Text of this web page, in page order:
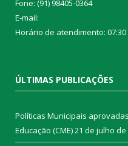
Fone: (91) 98405-0364
E-mail:
Horário de atendimento: 07:30
ÚLTIMAS PUBLICAÇÕES
Políticas Municipais
Educação (CME)21 de julho de